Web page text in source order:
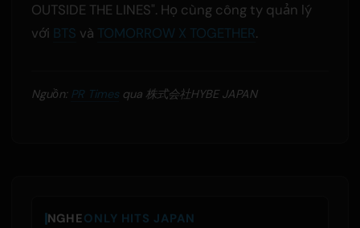
OUTSIDE THE LINES". Họ cùng công ty quản lý
với BTS và TOMORROW X TOGETHER.
Nguồn: PR Timesqua 株式会社HYBE JAPAN
NGHEONLY HITS JAPAN